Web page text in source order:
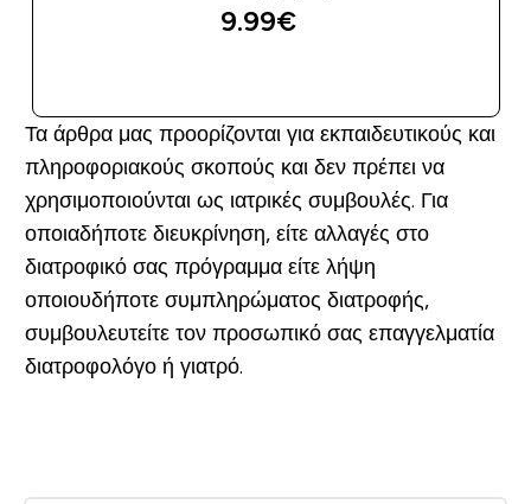
9.99€‎
Τα άρθρα μας προορίζονται για εκπαιδευτικούς και
πληροφοριακούς σκοπούς και δεν πρέπει να
χρησιμοποιούνται ως ιατρικές συμβουλές. Για
οποιαδήποτε διευκρίνηση, είτε αλλαγές στο
διατροφικό σας πρόγραμμα είτε λήψη
οποιουδήποτε συμπληρώματος διατροφής,
συμβουλευτείτε τον προσωπικό σας επαγγελματία
διατροφολόγο ή γιατρό.